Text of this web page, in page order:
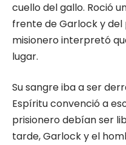
cuello del gallo. Roció
frente de Garlock y del
misionero interpretó
lugar.
Su sangre iba a ser
Espíritu convenció a
prisionero debían ser
tarde, Garlock y el